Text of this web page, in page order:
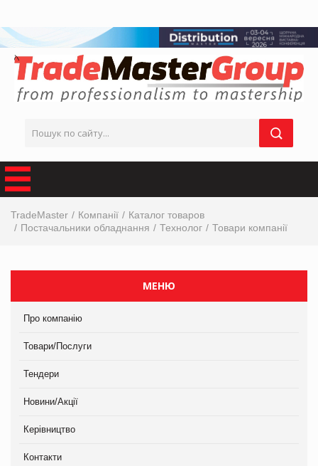
TradeMaster Компанії
Каталог товаров
Постачальники обладнання
Технолог Товари компанії
МЕНЮ
Про компанію
Товари/Послуги
Тендери
Новини/Акції
Керівництво
Контакти